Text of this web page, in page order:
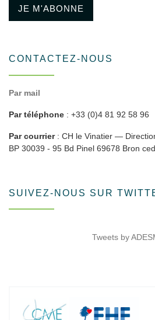
JE M'ABONNE
CONTACTEZ-NOUS
Par mail
Par téléphone : +33 (0)4 81 92 58 96
Par courrier: CH le Vinatier —
BP 30039 - 95 Bd Pinel 69678 Bron
SUIVEZ-NOUS SUR
Tweets by